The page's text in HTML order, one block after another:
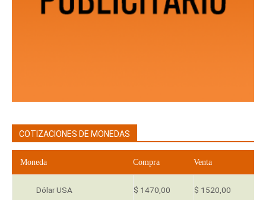
COTIZACIONES DE MONEDAS
Moneda Compra Venta
Dólar USA $ 1470,00 $ 1520,00